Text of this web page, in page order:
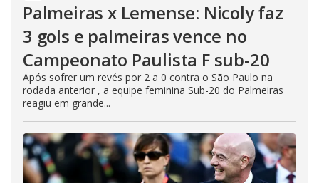
Palmeiras x Lemense: Nicoly faz
3 gols e palmeiras vence no
Campeonato Paulista F sub-20
Após sofrer um revés por 2 a 0 contra o São Paulo na
rodada anterior , a equipe feminina Sub-20 do Palmeiras
reagiu em grande...